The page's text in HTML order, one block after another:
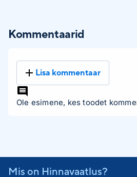
Kommentaarid
Lisa kommentaar
Ole esimene, kes toodet
Mis on Hinnavaatlus?